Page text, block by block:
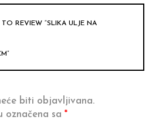
TO REVIEW “SLIKA ULJE NA
biti objavljivana.
označena sa *